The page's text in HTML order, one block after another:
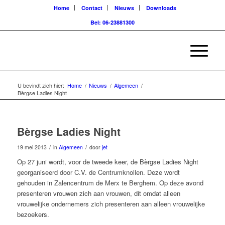
Home Contact Nieuws
Downloads
Bel: 06-23881300
U bevindt zich hier: Home / Nieuws / Algemeen /
Bèrgse Ladies Night
Bèrgse Ladies Night
19 mei 2013 / in Algemeen / door jet
Op 27 juni wordt, voor de tweede keer, de Bèrgse Ladies Night
georganiseerd door C.V. de Centrumknollen. Deze wordt
gehouden in Zalencentrum de Merx te Berghem. Op deze avond
presenteren vrouwen zich aan vrouwen, dit omdat alleen
vrouwelijke ondernemers zich presenteren aan alleen vrouwelijke
bezoekers.